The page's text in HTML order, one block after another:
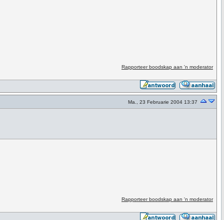
Rapporteer boodskap aan 'n moderator
Ma., 23 Februarie 2004 13:37
Rapporteer boodskap aan 'n moderator